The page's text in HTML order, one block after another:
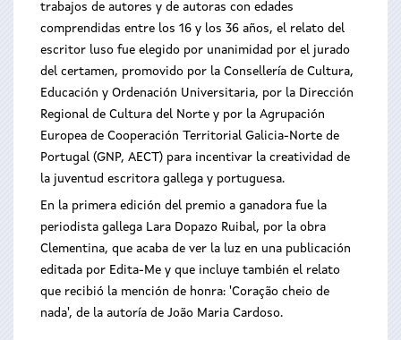
trabajos de autores y de autoras con edades
comprendidas entre los 16 y los 36 años, el relato del
escritor luso fue elegido por unanimidad por el jurado
del certamen, promovido por la Consellería de Cultura,
Educación y Ordenación Universitaria, por la Dirección
Regional de Cultura del Norte y por la Agrupación
Europea de Cooperación Territorial Galicia-Norte de
Portugal (GNP, AECT) para incentivar la creatividad de
la juventud escritora gallega y portuguesa.
En la primera edición del premio a ganadora fue la
periodista gallega Lara Dopazo Ruibal, por la obra
Clementina, que acaba de ver la luz en una publicación
editada por Edita-Me y que incluye también el relato
que recibió la mención de honra: 'Coração cheio de
nada', de la autoría de João Maria Cardoso.